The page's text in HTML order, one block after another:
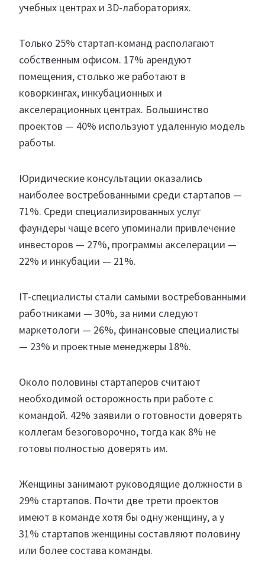
учебных центрах и 3D-лабораториях.
Только 25% стартап-команд располагают
собственным офисом. 17% арендуют
помещения, столько же работают в
коворкингах, инкубационных и
акселерационных центрах. Большинство
проектов — 40% используют удаленную модель
работы.
Юридические консультации оказались
наиболее востребованными среди стартапов —
71%. Среди специализированных услуг
фаундеры чаще всего упоминали привлечение
инвесторов — 27%, программы акселерации —
22% и инкубации — 21%.
IT-специалисты стали самыми востребованными
работниками — 30%, за ними следуют
маркетологи — 26%, финансовые специалисты
— 23% и проектные менеджеры 18%.
Около половины стартаперов считают
необходимой осторожность при работе с
командой. 42% заявили о готовности доверять
коллегам безоговорочно, тогда как 8% не
готовы полностью доверять им.
Женщины занимают руководящие должности в
29% стартапов. Почти две трети проектов
имеют в команде хотя бы одну женщину, а у
31% стартапов женщины составляют половину
или более состава команды.